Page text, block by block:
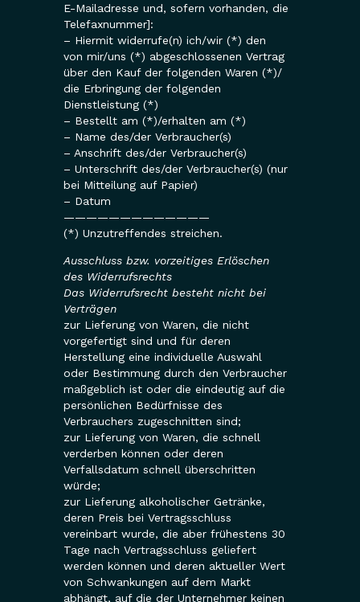
E-Mailadresse und, sofern vorhanden, die
Telefaxnummer]:
– Hiermit widerrufe(n) ich/wir (*) den
von mir/uns (*) abgeschlossenen Vertrag
über den Kauf der folgenden Waren (*)/
die Erbringung der folgenden
Dienstleistung (*)
– Bestellt am (*)/erhalten am (*)
– Name des/der Verbraucher(s)
– Anschrift des/der Verbraucher(s)
– Unterschrift des/der Verbraucher(s) (nur
bei Mitteilung auf Papier)
– Datum
—————————————
(*) Unzutreffendes streichen.
Ausschluss bzw. vorzeitiges Erlöschen
des Widerrufsrechts
Das Widerrufsrecht besteht nicht bei
Verträgen
zur Lieferung von Waren, die nicht
vorgefertigt sind und für deren
Herstellung eine individuelle Auswahl
oder Bestimmung durch den Verbraucher
maßgeblich ist oder die eindeutig auf die
persönlichen Bedürfnisse des
Verbrauchers zugeschnitten sind;
zur Lieferung von Waren, die schnell
verderben können oder deren
Verfallsdatum schnell überschritten
würde;
zur Lieferung alkoholischer Getränke,
deren Preis bei Vertragsschluss
vereinbart wurde, die aber frühestens 30
Tage nach Vertragsschluss geliefert
werden können und deren aktueller Wert
von Schwankungen auf dem Markt
abhängt, auf die der Unternehmer keinen